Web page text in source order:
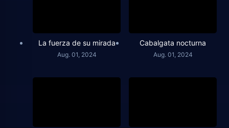
La fuerza de su mirada
Aug. 01, 2024
Cabalgata nocturna
Aug. 01, 2024